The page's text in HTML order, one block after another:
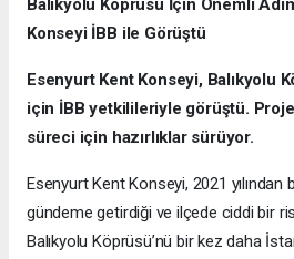
Balıkyolu Köprüsü İçin Önemli
Konseyi İBB ile Görüştü
Esenyurt Kent Konseyi, Balıkyolu
için İBB yetkilileriyle görüştü. Proje
süreci için hazırlıklar sürüyor.
Esenyurt Kent Konseyi, 2021 yılından
gündeme getirdiği ve ilçede ciddi bir
Balıkyolu Köprüsü’nü bir kez daha